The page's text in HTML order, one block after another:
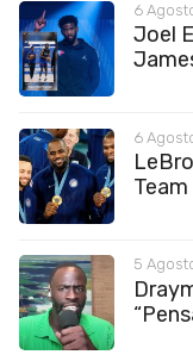
6
Joel
6
Team
5